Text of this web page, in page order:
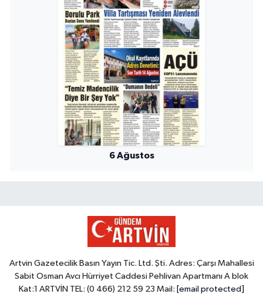
6 Ağustos
Artvin Gazetecilik Basın Yayın Tic. Ltd. Şti. Adres: Çarşı Mahallesi
Sabit Osman Avcı Hürriyet Caddesi Pehlivan Apartmanı A blok
Kat:1 ARTVİN TEL: (0 466) 212 59 23 Mail: [email protected]